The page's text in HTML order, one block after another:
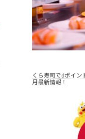
くら寿司でdポイン
月最新情報！